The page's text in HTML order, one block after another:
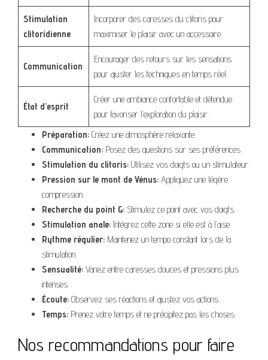
Stimulation
clitoridienne
Incorporer des caresses du clitoris pour
maximiser le plaisir avec un accessoire.
Communication
Encourager des retours sur les sensations
pour ajuster les techniques en temps réel.
État d’esprit
Créer une ambiance confortable et détendue
pour favoriser l’exploration du plaisir.
Préparation: Créez une atmosphère relaxante.
Communication: Posez des questions sur ses préférences.
Stimulation du clitoris: Utilisez vos doigts ou un stimulateur.
Pression sur le mont de Vénus: Appliquez une légère
compression.
Recherche du point G: Stimulez ce point avec vos doigts.
Stimulation anale: Intégrez cette zone si elle est à l’aise.
Rythme régulier: Maintenez un tempo constant lors de la
stimulation.
Sensualité: Variez entre caresses douces et pressions plus
intenses.
Écoute: Observez ses réactions et ajustez vos actions.
Temps: Prenez votre temps et ne précipitez pas les choses.
Nos recommandations pour faire